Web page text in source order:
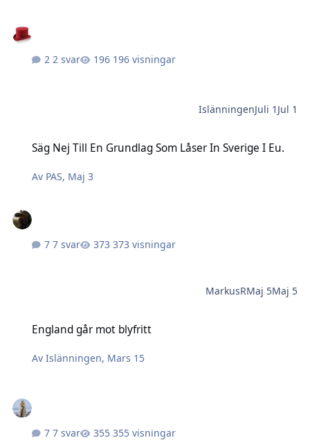
2 svar 196 visningar
IslänningenJuli 1 Jul 1
Säg Nej Till En Grundlag Som Låser In Sverige I Eu.
Av PAS, Maj 3
7 svar 373 visningar
MarkusRMaj 5Maj 5
England går mot blyfritt
AvIslänningen, Mars 15
7 svar 355 visningar